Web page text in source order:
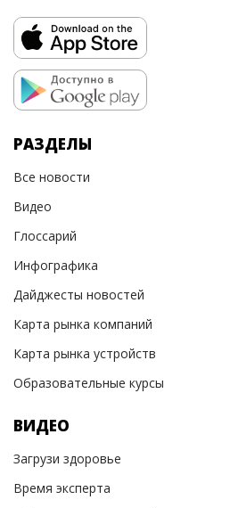
РАЗДЕЛЫ
Все новости
Видео
Глоссарий
Инфографика
Дайджесты новостей
Карта рынка компаний
Карта рынка устройств
Образовательные курсы
ВИДЕО
Загрузи здоровье
Время эксперта